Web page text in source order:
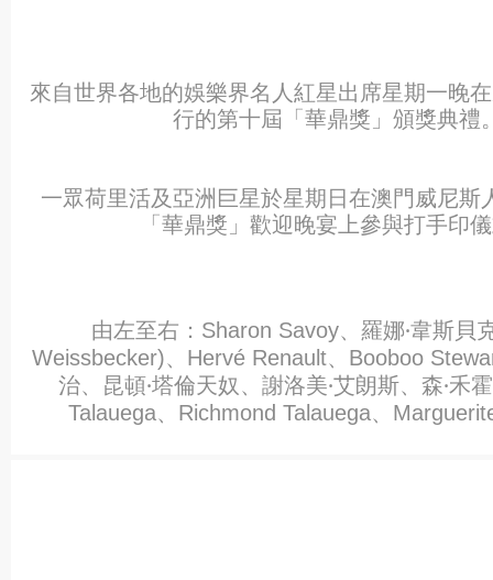
來自世界各地的娛樂界名人紅星出席星期一晚
行的第十屆「華鼎獎」頒獎典禮
一眾荷里活及亞洲巨星於星期日在澳門威尼斯
「華鼎獎」歡迎晚宴上參與打手印
由左至右： Sharon Savoy、羅娜‧韋斯貝
Weissbecker)、 Hervé Renault、 Booboo
治、昆頓‧塔倫天奴、謝洛美‧艾朗斯、森‧禾
Talauega、 Richmond Talauega、